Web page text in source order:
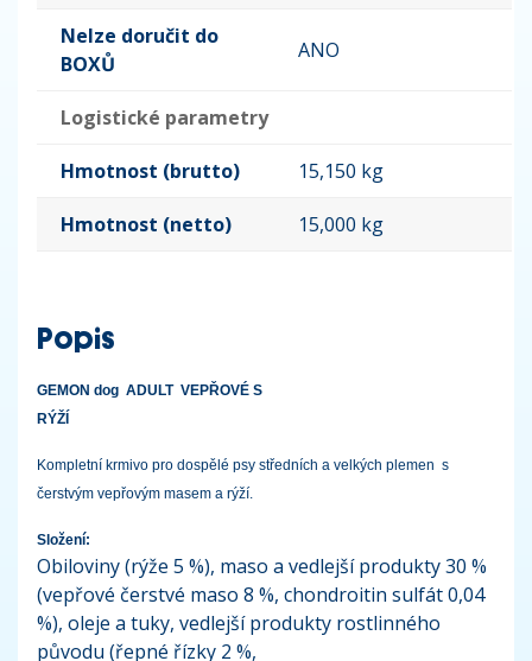
Nelze doručit do
BOXŮ
ANO
Logistické parametry
Hmotnost (brutto) 15,150 kg
Hmotnost (netto) 15,000 kg
Popis
GEMON dog ADULT VEPŘOVÉ S
RÝŽÍ
Kompletní krmivo pro dospělé psy středních a velkých plemen s
čerstvým vepřovým masem a rýží.
Složení:
Obiloviny (rýže 5 %), maso a vedlejší produkty 30 %
(vepřové čerstvé maso 8 %, chondroitin sulfát 0,04
%), oleje a tuky, vedlejší produkty rostlinného
původu (řepné řízky 2 %,